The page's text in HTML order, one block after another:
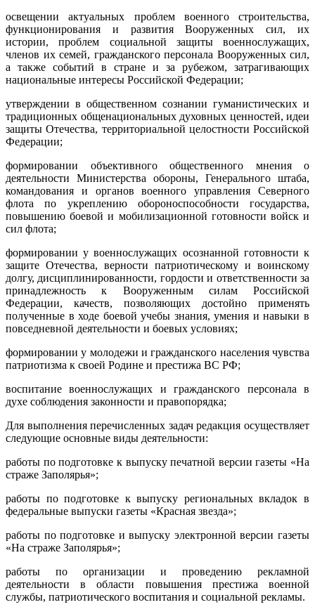
освещении актуальных проблем военного строительства,
функционирования и развития Вооруженных сил, их
истории, проблем социальной защиты военнослужащих,
членов их семей, гражданского персонала Вооруженных сил,
а также событий в стране и за рубежом, затрагивающих
национальные интересы Российской Федерации;
утверждении в общественном сознании гуманистических и
традиционных общенациональных духовных ценностей, идеи
защиты Отечества, территориальной целостности Российской
Федерации;
формировании объективного общественного мнения о
деятельности Министерства обороны, Генерального штаба,
командования и органов военного управления Северного
флота по укреплению обороноспособности государства,
повышению боевой и мобилизационной готовности войск и
сил флота;
формировании у военнослужащих осознанной готовности к
защите Отечества, верности патриотическому и воинскому
долгу, дисциплинированности, гордости и ответственности за
принадлежность к Вооруженным силам Российской
Федерации, качеств, позволяющих достойно применять
полученные в ходе боевой учебы знания, умения и навыки в
повседневной деятельности и боевых условиях;
формировании у молодежи и гражданского населения чувства
патриотизма к своей Родине и престижа ВС РФ;
воспитание военнослужащих и гражданского персонала в
духе соблюдения законности и правопорядка;
Для выполнения перечисленных задач редакция осуществляет
следующие основные виды деятельности:
работы по подготовке к выпуску печатной версии газеты «На
страже Заполярья»;
работы по подготовке к выпуску региональных вкладок в
федеральные выпуски газеты «Красная звезда»;
работы по подготовке и выпуску электронной версии газеты
«На страже Заполярья»;
работы по организации и проведению рекламной
деятельности в области повышения престижа военной
службы, патриотического воспитания и социальной рекламы.